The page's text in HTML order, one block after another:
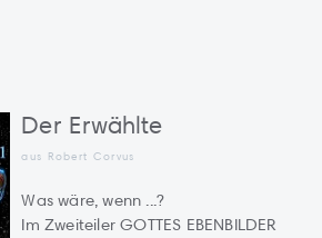
Der Erwählte
aus Robert Corvus
Was wäre, wenn ...?
Im Zweiteiler GOTTES EBENBILDER